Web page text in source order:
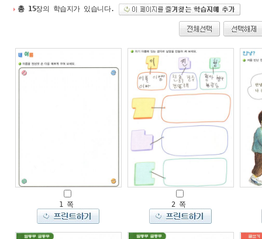
총 15장의 학습지가 있습니다.
1 쪽 2 쪽